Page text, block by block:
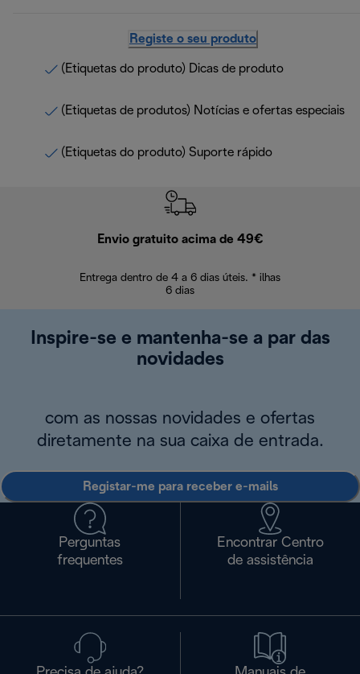
Registe o seu produto
(Etiquetas do produto) Dicas de produto
(Etiquetas de produtos) Notícias e ofertas especiais
(Etiquetas do produto) Suporte rápido
Envio gratuito acima de 49€
Entrega dentro de 4 a 6 dias úteis. * ilhas
6 dias
Inspire-se e mantenha-se a par das
novidades
com as nossas novidades e ofertas
diretamente na sua caixa de entrada.
Registar-me para receber e-mails
Perguntas
frequentes
Encontrar Centro
de assistência